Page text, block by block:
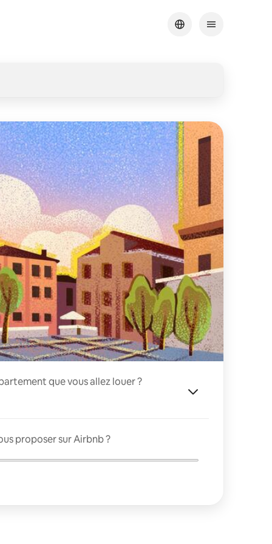
que vous allez louer ?
proposer sur Airbnb ?